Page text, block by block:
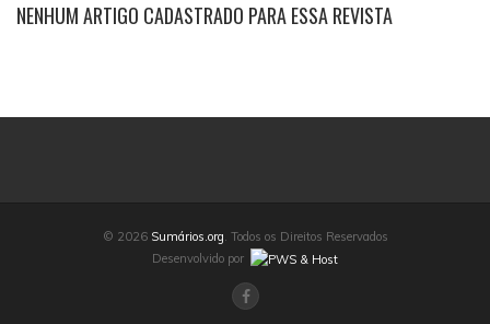
NENHUM ARTIGO CADASTRADO PARA ESSA REVISTA
© 2026 Sumários.org. Todos os Direitos Reservados
Desenvolvido por